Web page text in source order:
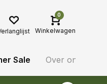
0
Winkelwagen
Sale Over ons